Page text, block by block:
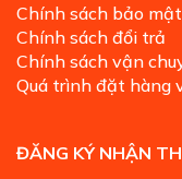
Chính sách bảo mật
Chính sách đổi trả
Chính sách vận
Quá trình đặt hàng
ĐĂNG KÝ NHẬN